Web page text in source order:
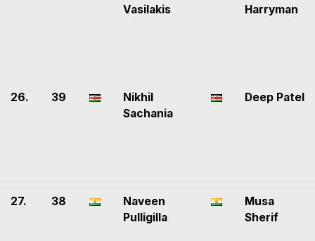
Vasilakis
Harryman
26. 39
Nikhil
Sachania
Deep Patel
27. 38
Naveen
Pulligilla
Musa
Sherif